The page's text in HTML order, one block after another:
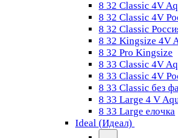
8 32 Classic 4V
8 32 Classic 4V
8 32 Classic
8 32 Kingsize 4V
8 32 Pro Kingsize
8 33 Classic 4V
8 33 Classic 4V
8 33 Classic без
8 33 Large 4 V
8 33 Large елочка
Ideal (Идеал)